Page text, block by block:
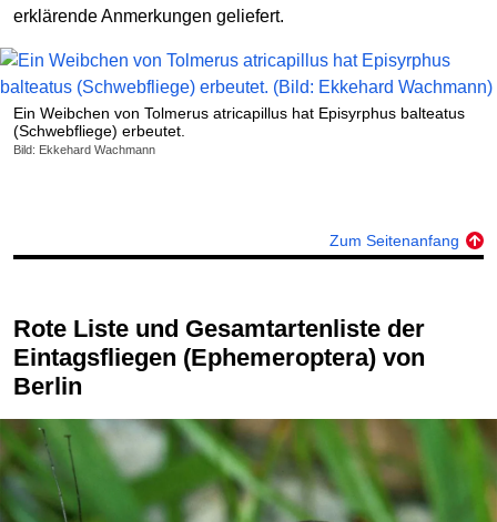
Ein Weibchen von Tolmerus atricapillus hat Episyrphus balteatus
(Schwebfliege) erbeutet.
Bild: Ekkehard Wachmann
erklärende Anmerkungen geliefert.
Zum Seitenanfang
Rote Liste und Gesamtartenliste der
Eintagsfliegen (Ephemeroptera) von
Berlin